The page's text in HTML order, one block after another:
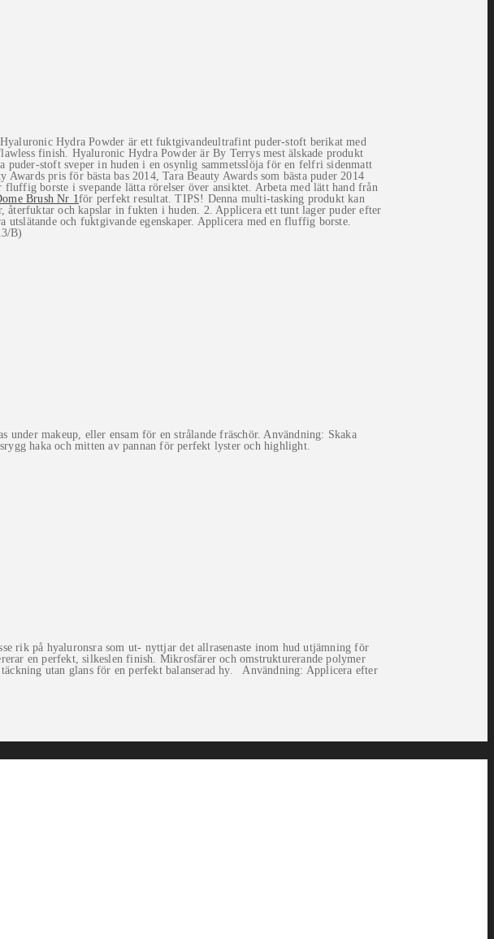
Hydra Powder är ett fuktgivandeultrafint puder-stoft berikat med
finish. Hyaluronic Hydra Powder är By Terrys mest älskade produkt
stoft sveper in huden i en osynlig sammetsslöja för en felfri sidenmatt
pris för bästa bas 2014, Tara Beauty Awards som bästa puder 2014
borste i svepande lätta rörelser över ansiktet. Arbeta med lätt hand från
Brush Nr 1för perfekt resultat. TIPS! Denna multi-tasking produkt kan
och kapslar in fukten i huden. 2. Applicera ett tunt lager puder efter
och fuktgivande egenskaper. Applicera med en fluffig borste.
B)
makeup, eller ensam för en strålande fräschör. Användning: Skaka
haka och mitten av pannan för perfekt lyster och highlight.
rik på hyaluronsra som ut- nyttjar det allrasenaste inom hud utjämning för
en perfekt, silkeslen finish. Mikrosfärer och omstrukturerande polymer
utan glans för en perfekt balanserad hy. Användning: Applicera efter